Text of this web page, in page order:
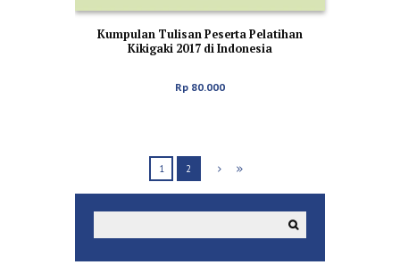
Kumpulan Tulisan Peserta Pelatihan
Kikigaki 2017 di Indonesia
Rp 80.000
1 2